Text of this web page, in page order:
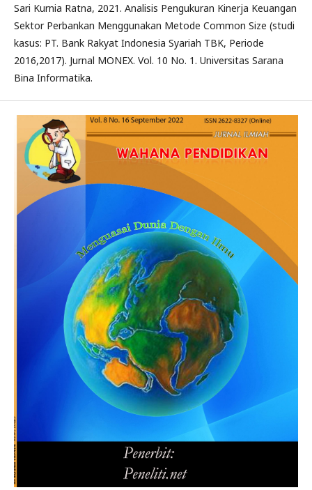
Sari Kurnia Ratna, 2021. Analisis Pengukuran Kinerja Keuangan
Sektor Perbankan Menggunakan Metode Common Size (studi
kasus: PT. Bank Rakyat Indonesia Syariah TBK, Periode
2016,2017). Jurnal MONEX. Vol. 10 No. 1. Universitas Sarana
Bina Informatika.